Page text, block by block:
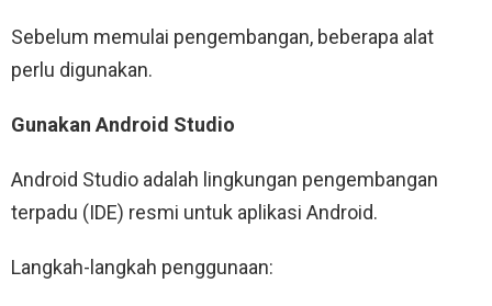
Sebelum memulai pengembangan, beberapa alat
perlu digunakan.
Gunakan Android Studio
Android Studio adalah lingkungan pengembangan
terpadu (IDE) resmi untuk aplikasi Android.
Langkah-langkah penggunaan: